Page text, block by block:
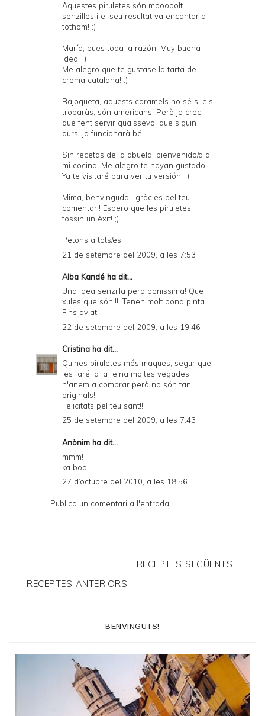
Aquestes piruletes són mooooolt
senzilles i el seu resultat va encantar a
tothom! :)
María, pues toda la razón! Muy buena
idea! :)
Me alegro que te gustase la tarta de
crema catalana! :)
Bajoqueta, aquests caramels no sé si els
trobaràs, són americans. Però jo crec
que fent servir qualssevol que siguin
durs, ja funcionarà bé.
Sin recetas de la abuela, bienvenido/a a
mi cocina! Me alegro te hayan gustado!
Ya te visitaré para ver tu versión! :)
Mima, benvinguda i gràcies pel teu
comentari! Espero que les piruletes
fossin un èxit! ;)
Petons a tots/es!
21 de setembre del 2009, a les 7:53
Alba Kandé ha dit...
Una idea senzilla pero bonissima! Que
xules que són!!!! Tenen molt bona pinta.
Fins aviat!
22 de setembre del 2009, a les 19:46
Cristina ha dit...
Quines piruletes més maques, segur que
les faré, a la feina moltes vegades
n'anem a comprar però no són tan
originals!!!
Felicitats pel teu sant!!!!
25 de setembre del 2009, a les 7:43
Anònim ha dit...
mmm!
ka boo!
27 d’octubre del 2010, a les 18:56
Publica un comentari a l'entrada
RECEPTES SEGÜENTS
RECEPTES ANTERIORS
BENVINGUTS!